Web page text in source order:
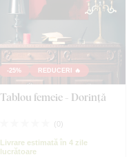
-25% REDUCERI 🔥
Tablou femeie - Dorință
( 0)
Livrare estimată în 4 zile
lucrătoare